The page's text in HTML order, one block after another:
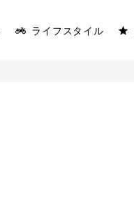
ライフスタイル